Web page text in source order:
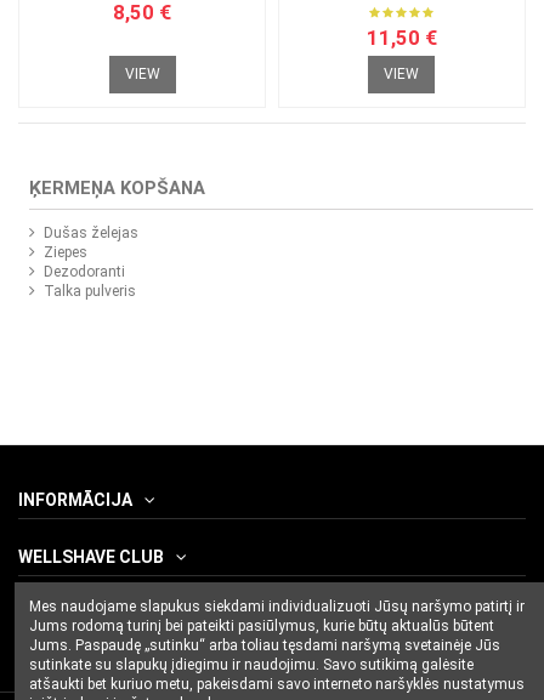
8,50 €
VIEW
11,50 €
VIEW
ĶERMEŅA KOPŠANA
Dušas želejas
Ziepes
Dezodoranti
Talka pulveris
INFORMĀCIJA
WELLSHAVE CLUB
CONTACT US
Mes naudojame slapukus siekdami individualizuoti Jūsų naršymo patirtį ir
Jums rodomą turinį bei pateikti pasiūlymus, kurie būtų aktualūs būtent
Jums. Paspaudę „sutinku“ arba toliau tęsdami naršymą svetainėje Jūs
sutinkate su slapukų įdiegimu ir naudojimu. Savo sutikimą galėsite
atšaukti bet kuriuo metu, pakeisdami savo interneto naršyklės nustatymus